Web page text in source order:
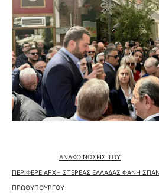
ΑΝΑΚΟΙΝΩΣΕΙΣ ΤΟΥ
ΠΕΡΙΦΕΡΕΙΑΡΧΗ ΣΤΕΡΕΑΣ ΕΛΛΑΔΑΣ ΦΑΝΗ
ΠΡΩΘΥΠΟΥΡΓΟΥ